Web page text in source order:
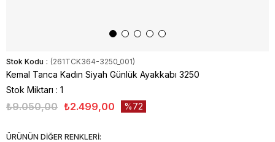
Stok Kodu (261TCK364-3250_001)
Kemal Tanca Kadın Siyah Günlük Ayakkabı 3250
Stok Miktarı : 1
₺9.050,00 ₺2.499,00 72
ÜRÜNÜN DİĞER RENKLERİ: